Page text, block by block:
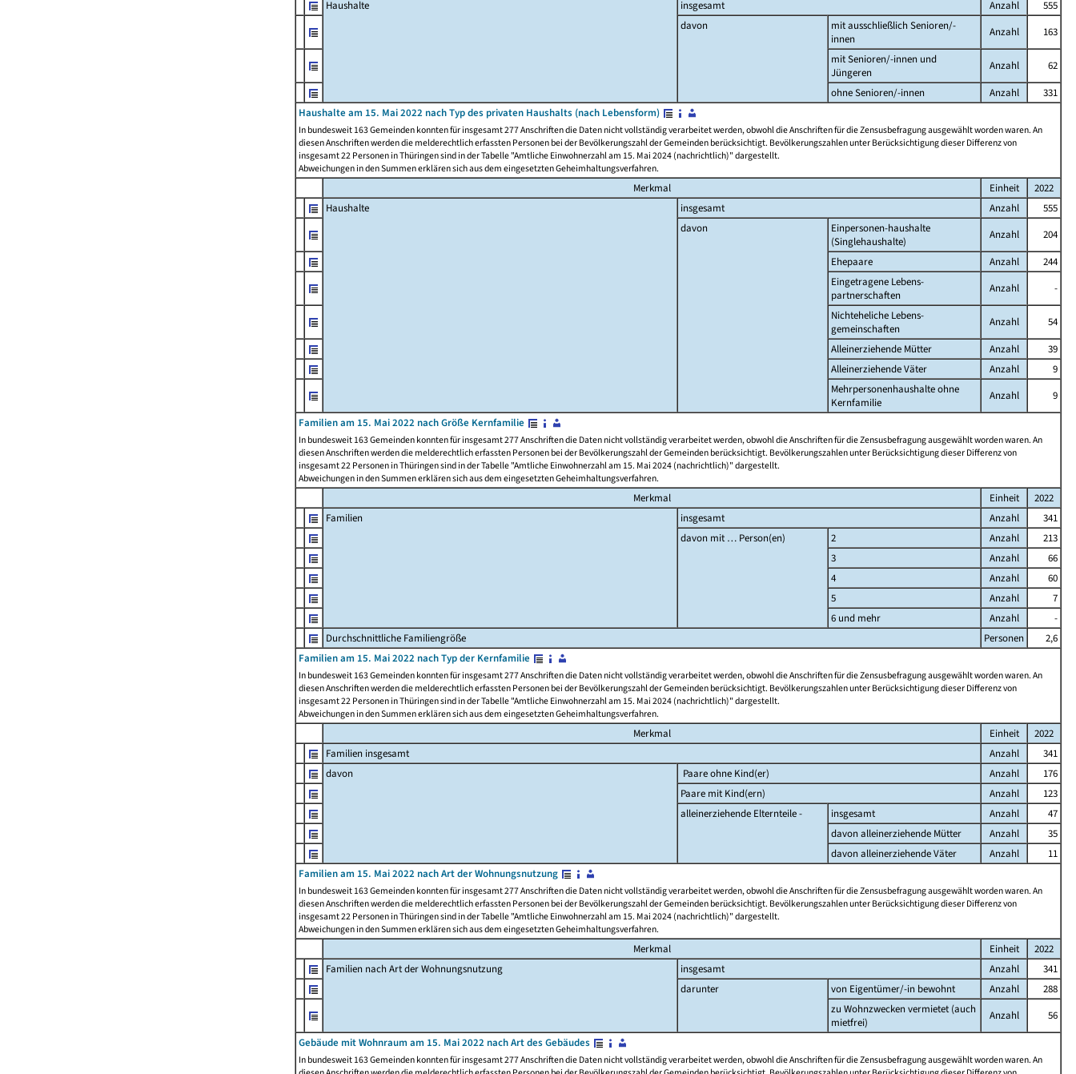
Haushalte
insgesamt Anzahl
555
davon
mit ausschließlich Senioren/-
innen
Anzahl
163
mit Senioren/-innen und
Jüngeren
Anzahl
62
ohne Senioren/-innen
Anzahl
331
Haushalte am 15. Mai 2022 nach Typ des privaten Haushalts (nach Lebensform)
In bundesweit 163 Gemeinden konnten für insgesamt 277 Anschriften die Daten nicht vollständig verarbeitet werden, obwohl die Anschriften für die Zensusbefragung ausgewählt worden waren. An
diesen Anschriften werden die melderechtlich erfassten Personen bei der Bevölkerungszahl der Gemeinden berücksichtigt. Bevölkerungszahlen unter Berücksichtigung dieser Differenz von
insgesamt 22 Personen in Thüringen sind in der Tabelle "Amtliche Einwohnerzahl am 15. Mai 2024 (nachrichtlich)" dargestellt.
Abweichungen in den Summen erklären sich aus dem eingesetzten Geheimhaltungsverfahren.
Merkmal Einheit
2022
Haushalte
insgesamt Anzahl
555
davon
Einpersonen-haushalte
(Singlehaushalte)
Anzahl
204
Ehepaare
Anzahl
244
Eingetragene Lebens-
partnerschaften
Anzahl
-
Nichteheliche Lebens-
gemeinschaften
Anzahl
54
Alleinerziehende Mütter
Anzahl
39
Alleinerziehende Väter
Anzahl
9
Mehrpersonenhaushalte ohne
Kernfamilie
Anzahl
9
Familien am 15. Mai 2022 nach Größe Kernfamilie
In bundesweit 163 Gemeinden konnten für insgesamt 277 Anschriften die Daten nicht vollständig verarbeitet werden, obwohl die Anschriften für die Zensusbefragung ausgewählt worden waren. An
diesen Anschriften werden die melderechtlich erfassten Personen bei der Bevölkerungszahl der Gemeinden berücksichtigt. Bevölkerungszahlen unter Berücksichtigung dieser Differenz von
insgesamt 22 Personen in Thüringen sind in der Tabelle "Amtliche Einwohnerzahl am 15. Mai 2024 (nachrichtlich)" dargestellt.
Abweichungen in den Summen erklären sich aus dem eingesetzten Geheimhaltungsverfahren.
Merkmal Einheit
2022
Familien
insgesamt Anzahl
341
davon mit … Person(en)
2 Anzahl
213
3
Anzahl
66
4
Anzahl
60
5
Anzahl
7
6 und mehr
Anzahl
-
Durchschnittliche Familiengröße
Personen
2,6
Familien am 15. Mai 2022 nach Typ der Kernfamilie
In bundesweit 163 Gemeinden konnten für insgesamt 277 Anschriften die Daten nicht vollständig verarbeitet werden, obwohl die Anschriften für die Zensusbefragung ausgewählt worden waren. An
diesen Anschriften werden die melderechtlich erfassten Personen bei der Bevölkerungszahl der Gemeinden berücksichtigt. Bevölkerungszahlen unter Berücksichtigung dieser Differenz von
insgesamt 22 Personen in Thüringen sind in der Tabelle "Amtliche Einwohnerzahl am 15. Mai 2024 (nachrichtlich)" dargestellt.
Abweichungen in den Summen erklären sich aus dem eingesetzten Geheimhaltungsverfahren.
Merkmal Einheit
2022
Familien insgesamt
Anzahl
341
davon
Paare ohne Kind(er) Anzahl
176
Paare mit Kind(ern)
Anzahl
123
alleinerziehende Elternteile -
insgesamt Anzahl
47
davon alleinerziehende Mütter
Anzahl
35
davon alleinerziehende Väter
Anzahl
11
Familien am 15. Mai 2022 nach Art der Wohnungsnutzung
In bundesweit 163 Gemeinden konnten für insgesamt 277 Anschriften die Daten nicht vollständig verarbeitet werden, obwohl die Anschriften für die Zensusbefragung ausgewählt worden waren. An
diesen Anschriften werden die melderechtlich erfassten Personen bei der Bevölkerungszahl der Gemeinden berücksichtigt. Bevölkerungszahlen unter Berücksichtigung dieser Differenz von
insgesamt 22 Personen in Thüringen sind in der Tabelle "Amtliche Einwohnerzahl am 15. Mai 2024 (nachrichtlich)" dargestellt.
Abweichungen in den Summen erklären sich aus dem eingesetzten Geheimhaltungsverfahren.
Merkmal Einheit
2022
Familien nach Art der Wohnungsnutzung
insgesamt Anzahl
341
darunter
von Eigentümer/-in bewohnt Anzahl
288
zu Wohnzwecken vermietet (auch
mietfrei)
Anzahl
56
Gebäude mit Wohnraum am 15. Mai 2022 nach Art des Gebäudes
In bundesweit 163 Gemeinden konnten für insgesamt 277 Anschriften die Daten nicht vollständig verarbeitet werden, obwohl die Anschriften für die Zensusbefragung ausgewählt worden waren. An